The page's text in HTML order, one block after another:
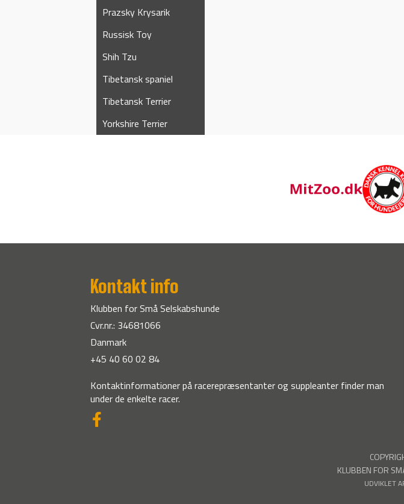
Prazsky Krysarik
Russisk Toy
Shih Tzu
Tibetansk spaniel
Tibetansk Terrier
Yorkshire Terrier
Kontakt info
Klubben for Små Selskabshunde
Cvr.nr.: 34681066
Danmark
+45 40 60 02 84
Kontaktinformationer på racerepræsentanter og suppleanter finder man
under de enkelte racer.
KLUBBEN FOR
UDVIKLET